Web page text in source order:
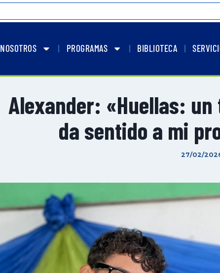
NOSOTROS PROGRAMAS BIBLIOTECA
Alexander: «Huellas:
da sentido a mi
27/02/